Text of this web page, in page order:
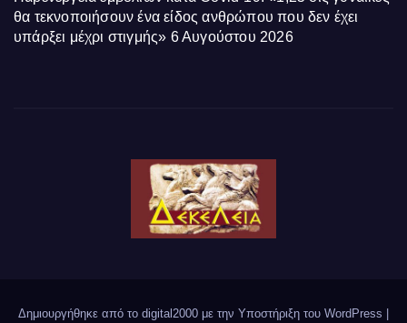
θα τεκνοποιήσουν ένα είδος ανθρώπου που δεν έχει
υπάρξει μέχρι στιγμής» 6 Αυγούστου 2026
Δημιουργήθηκε από το digital2000 με την Υποστήριξη του WordPress